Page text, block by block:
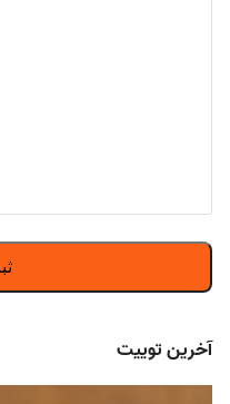
آخرین توییت